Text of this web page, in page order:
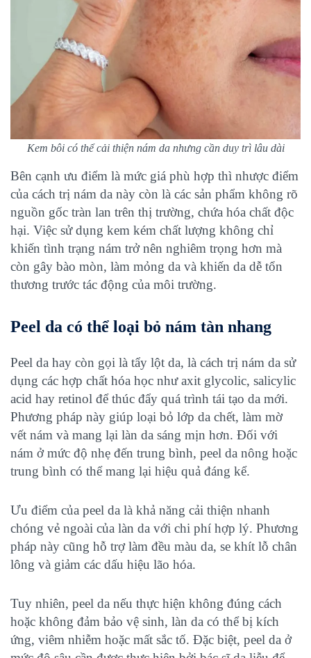
Kem bôi có thể cải thiện nám da nhưng cần duy trì lâu dài
Bên cạnh ưu điểm là mức giá phù hợp thì nhược điểm
của cách trị nám da này còn là các sản phẩm không rõ
nguồn gốc tràn lan trên thị trường, chứa hóa chất độc
hại. Việc sử dụng kem kém chất lượng không chỉ
khiến tình trạng nám trở nên nghiêm trọng hơn mà
còn gây bào mòn, làm mỏng da và khiến da dễ tổn
thương trước tác động của môi trường.
Peel da có thể loại bỏ nám tàn nhang
Peel da hay còn gọi là tẩy lột da, là cách trị nám da sử
dụng các hợp chất hóa học như axit glycolic, salicylic
acid hay retinol để thúc đẩy quá trình tái tạo da mới.
Phương pháp này giúp loại bỏ lớp da chết, làm mờ
vết nám và mang lại làn da sáng mịn hơn. Đối với
nám ở mức độ nhẹ đến trung bình, peel da nông hoặc
trung bình có thể mang lại hiệu quả đáng kể.
Ưu điểm của peel da là khả năng cải thiện nhanh
chóng vẻ ngoài của làn da với chi phí hợp lý. Phương
pháp này cũng hỗ trợ làm đều màu da, se khít lỗ chân
lông và giảm các dấu hiệu lão hóa.
Tuy nhiên, peel da nếu thực hiện không đúng cách
hoặc không đảm bảo vệ sinh, làn da có thể bị kích
ứng, viêm nhiễm hoặc mất sắc tố. Đặc biệt, peel da ở